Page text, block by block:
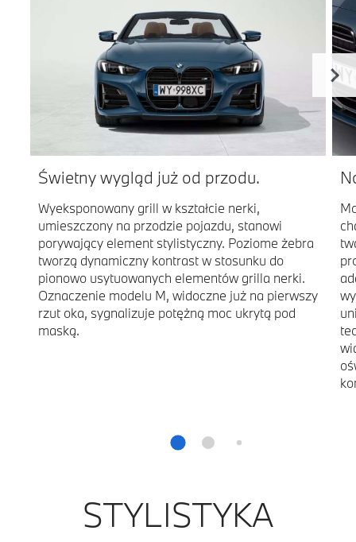
Świetny wygląd już od przodu.
Wyeksponowany grill w kształcie nerki,
umieszczony na przodzie pojazdu, stanowi
porywający element stylistyczny. Poziome żebra
tworzą dynamiczny kontrast w stosunku do
pionowo usytuowanych elementów grilla nerki.
Oznaczenie modelu M, widoczne już na pierwszy
rzut oka, sygnalizuje potężną moc ukrytą pod
maską.
STYLISTYKA